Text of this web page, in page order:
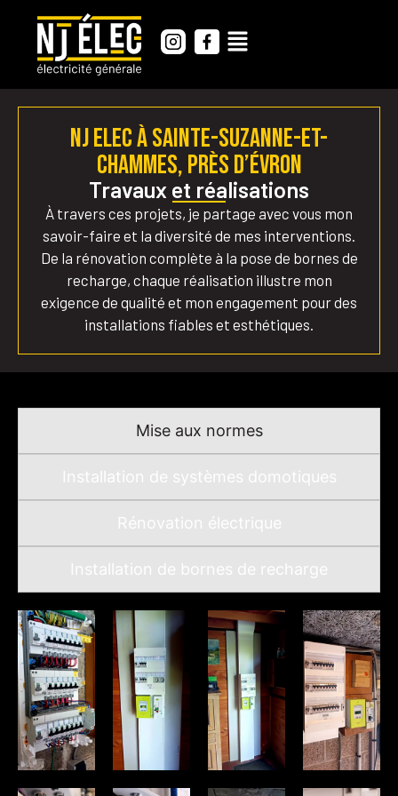
NJ ELEC à Sainte-Suzanne-et-
Chammes, près d’Évron
Travaux et réalisations
À travers ces projets, je partage avec vous mon
savoir-faire et la diversité de mes interventions.
De la rénovation complète à la pose de bornes de
recharge, chaque réalisation illustre mon
exigence de qualité et mon engagement pour des
installations fiables et esthétiques.
Mise aux normes
Installation de systèmes domotiques
Rénovation électrique
Installation de bornes de recharge